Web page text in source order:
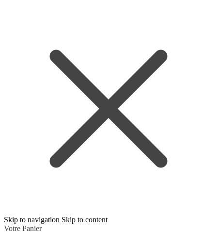
Skip to navigation Skip to content
Votre Panier